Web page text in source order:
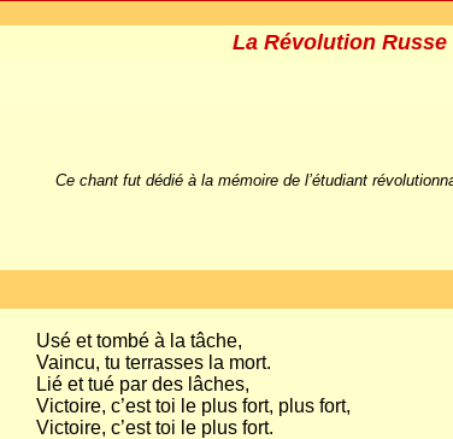
La Révolution Russe
Ce chant fut dédié à la mémoire de l’étudiant
Usé et tombé à la tâche,
Vaincu, tu terrasses la mort.
Lié et tué par des lâches,
Victoire, c’est toi le plus fort, plus fort,
Victoire, c’est toi le plus fort.